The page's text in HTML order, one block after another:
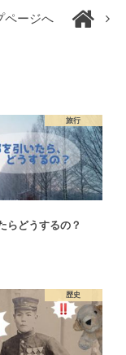
ページへ
旅行
らどうするの？
歴史